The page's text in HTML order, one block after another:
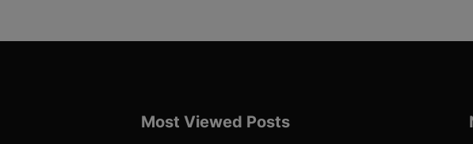
Most Viewed Posts